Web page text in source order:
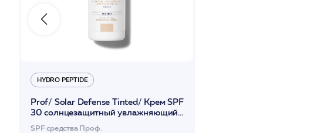
HYDRO PEPTIDE
Prof/ Solar Defense Tinted/ Крем SPF
30 солнцезащитный увлажняющий с
тональным эффектом 118мл /HP
SPF средства Проф.